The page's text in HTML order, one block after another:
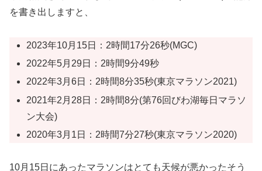
を書き出しますと、
2023年10月15日：2時間17分26秒(MGC)
2022年5月29日：2時間9分49秒
2022年3月6日：2時間8分35秒(東京マラソン2021)
2021年2月28日：2時間8分(第76回びわ湖毎日マラソ
ン大会)
2020年3月1日：2時間7分27秒(東京マラソン2020)
10月15日にあったマラソンはとても天候が悪かったそう